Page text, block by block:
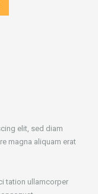
elit, sed diam
magna aliquam erat
tation ullamcorper